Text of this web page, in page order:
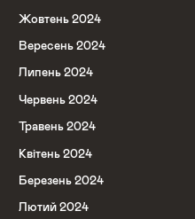
Жовтень 2024
Вересень 2024
Липень 2024
Червень 2024
Травень 2024
Квітень 2024
Березень 2024
Лютий 2024